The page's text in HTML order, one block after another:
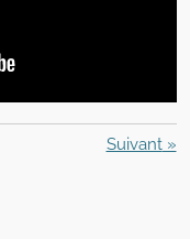
Suivant»